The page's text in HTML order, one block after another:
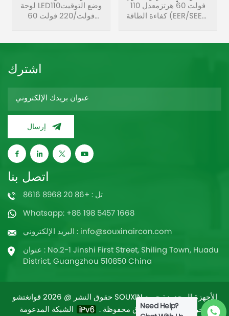
الطلب
لوحة LEDوضع التوقيت110
فولت/220 فولت 60
والحماية التلقائية
الأمريكية
110 فولت 60 هرتزمعدل
كفاءة الطاقة (EER/SEER)
التشغيل التلقائيخزانة
اشترك
إرسال
اتصل بنا
تل : +86 20 8968 8616
Whatsapp: +86 198 5457 1668
البريد الإلكتروني : info@souxinaircon.com
عنوان : No.2-1 Jinshi First Street, Shiling Town, Huadu
District, Guangzhou 510850 China
حقوق النشر @ 2026 قوانغتشو SOUXIN الأجهزة المحدودة جميع
الحقوق محفوظة .الشبكة المدعومةخريطة الموقع /
Need Help?